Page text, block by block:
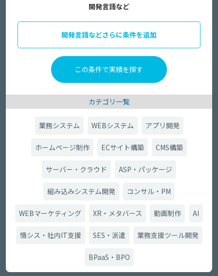
開発言語など
開発言語などさらに条件を追加
カテゴリ一覧
業務システム WEBシステム アプリ開発
ホームページ制作 ECサイト構築 CMS構築
サーバー・クラウド ASP・パッケージ
組み込みシステム開発 コンサル・PM
WEBマーケティング XR・メタバース 動画制作 AI
情シス・社内IT支援 SES・派遣 業務支援ツール開発
BPaaS・BPO